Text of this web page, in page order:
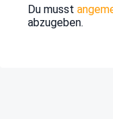
Du musst
abzugeben.